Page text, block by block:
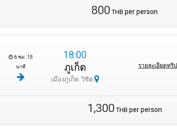
800 THB per person
6 ชม. 15
นาที
18:00
ภูเก็ต
เมืองภูเก็ต: วิชิต
รายละเอียดทริป
1,300 THB per person